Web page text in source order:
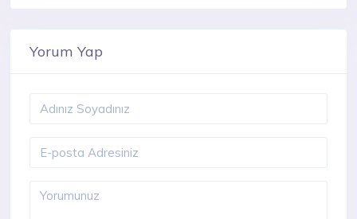
Yorum Yap